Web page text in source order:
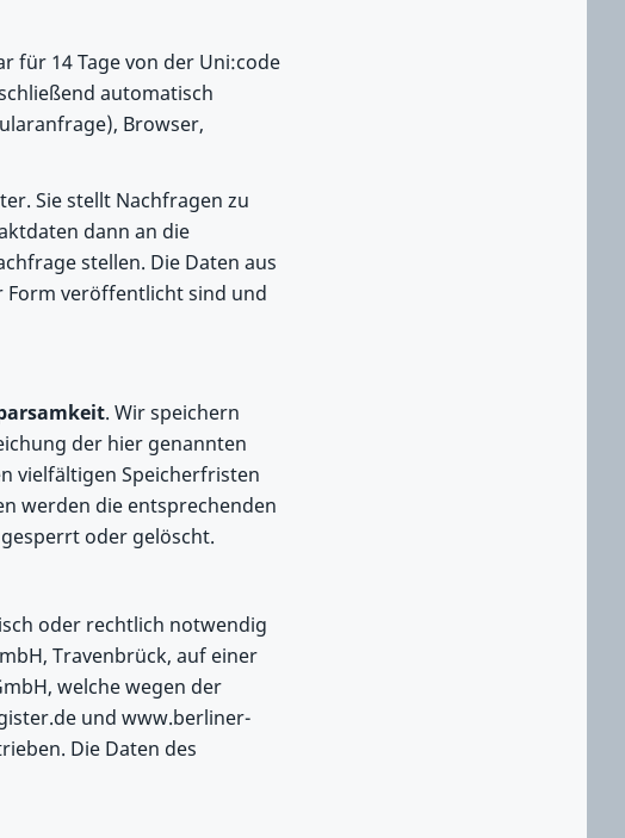
für 14 Tage von der Uni:code
automatisch
Browser,
Sie stellt Nachfragen zu
dann an die
stellen. Die Daten aus
veröffentlicht sind und
. Wir speichern
der hier genannten
vielfältigen Speicherfristen
werden die entsprechenden
oder gelöscht.
oder rechtlich notwendig
Travenbrück, auf einer
welche wegen der
und www.berliner-
Die Daten des